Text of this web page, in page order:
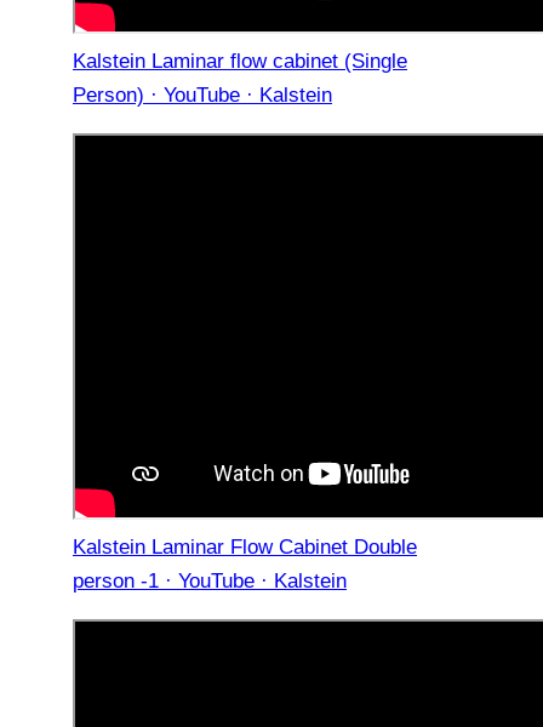
Kalstein Laminar flow cabinet (Single
Person) · YouTube · Kalstein
Kalstein Laminar Flow Cabinet Double
person -1 · YouTube · Kalstein